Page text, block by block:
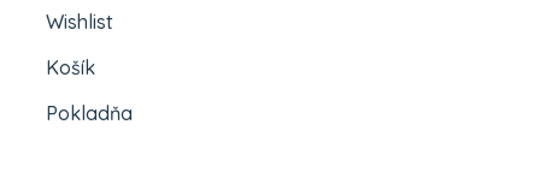
Wishlist
Košík
Pokladňa